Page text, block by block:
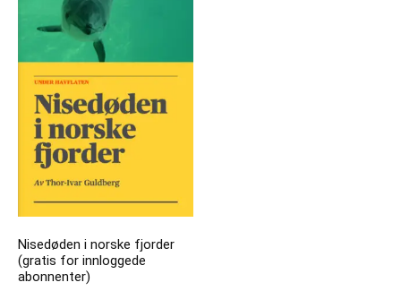
Nisedøden i norske fjorder
(gratis for innloggede
abonnenter)